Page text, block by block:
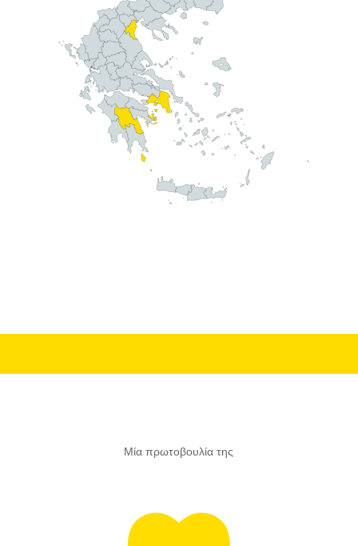
Καθαρή
Εβδομάδα
Λέμε ευχαριστώ
στους ανθρώπους
της Καθαριότητας